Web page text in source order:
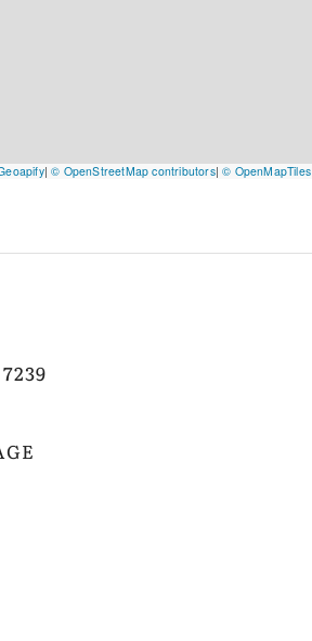
|© OpenStreetMap contributors|© OpenMapTiles